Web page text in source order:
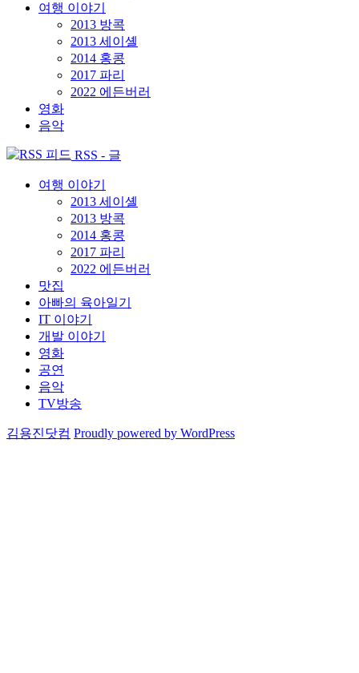
여행 이야기
2013 방콕
2013 세이셸
2014 홍콩
2017 파리
2022 에든버러
영화
음악
RSS - 글
여행 이야기
2013 세이셸
2013 방콕
2014 홍콩
2017 파리
2022 에든버러
맛집
아빠의 육아일기
IT 이야기
개발 이야기
영화
공연
음악
TV방송
김용진닷컴 Proudly powered by WordPress